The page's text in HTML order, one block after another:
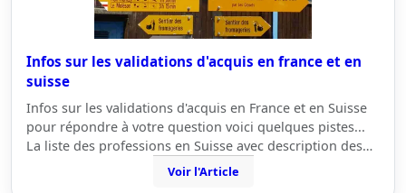
Infos sur les validations d'acquis en france et en
suisse
Infos sur les validations d'acquis en France et en Suisse
pour répondre à votre question voici quelques pistes...
La liste des professions en Suisse avec description des…
Voir l'Article